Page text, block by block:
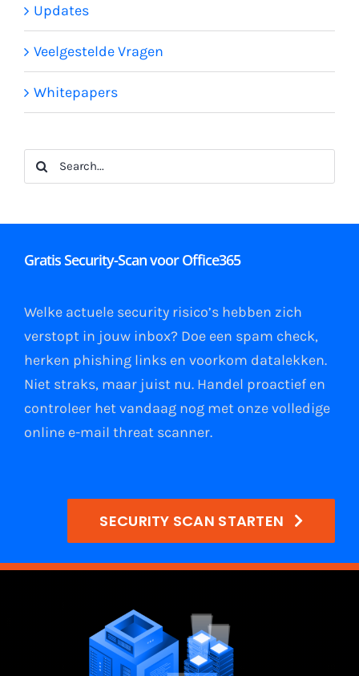
Updates
Veelgestelde Vragen
Whitepapers
Search
for:
Gratis Security-Scan voor Office365
Welke actuele security risico’s hebben zich
verstopt in jouw inbox? Doe een spam check,
herken phishing linksen voorkom datalekken.
Niet straks, maar juist nu. Handel proactief en
controleer het vandaag nog met onze volledige
online e-mail threat scanner.
SECURITY SCAN STARTEN